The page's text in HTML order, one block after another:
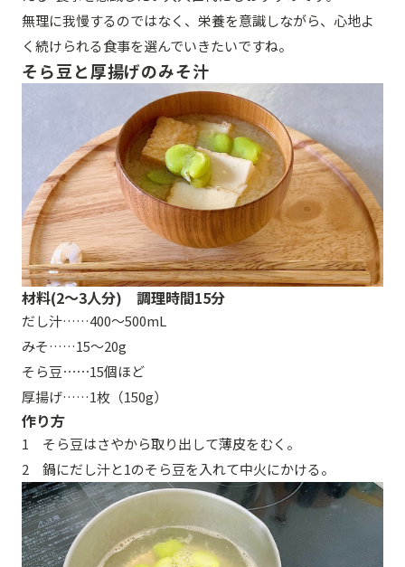
無理に我慢するのではなく、栄養を意識しながら、心地よ
く続けられる食事を選んでいきたいですね。
そら豆と厚揚げのみそ汁
材料(2〜3人分) 調理時間15分
だし汁……400〜500mL
みそ……15〜20g
そら豆⋯⋯15個ほど
厚揚げ……1枚（150g）
作り方
1 そら豆はさやから取り出して薄皮をむく。
2 鍋にだし汁と1のそら豆を入れて中火にかける。